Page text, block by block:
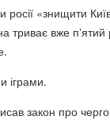
росії «знищити
триває вже пʼятий
іграми.
закон про